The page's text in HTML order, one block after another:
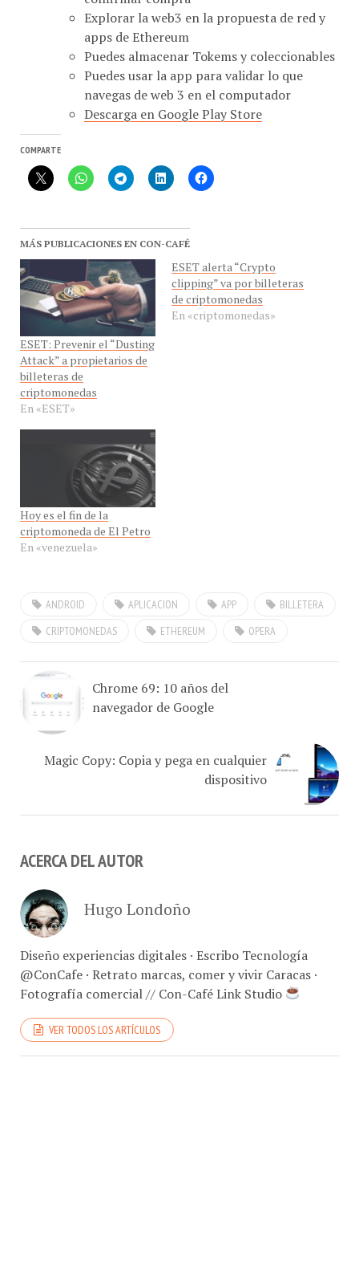
Explorar la web3 en la propuesta de red y
apps de Ethereum
Puedes almacenar Tokems y coleccionables
Puedes usar la app para validar lo que
navegas de web 3 en el computador
Descarga en Google Play Store
COMPARTE
MÁS PUBLICACIONES EN CON-CAFÉ
ESET: Prevenir el “Dusting
Attack” a propietarios de
billeteras de
criptomonedas
En «ESET»
ESET alerta “Crypto
clipping” va por billeteras
de criptomonedas
En «criptomonedas»
Hoy es el fin de la
criptomoneda de El Petro
En «venezuela»
ANDROID APLICACION APP
BILLETERA
CRIPTOMONEDAS
ETHEREUM OPERA
Chrome 69: 10 años del
navegador de Google
Magic Copy: Copia y pega en cualquier
dispositivo
ACERCA DEL AUTOR
Hugo Londoño
Diseño experiencias digitales · Escribo Tecnología
@ConCafe · Retrato marcas, comer y vivir Caracas ·
Fotografía comercial // Con-Café Link Studio
VER TODOS LOS ARTÍCULOS